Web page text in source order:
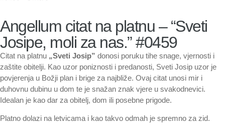
Angellum citat na platnu – “Sveti
Josipe, moli za nas.” #0459
Citat na platnu „Sveti Josip” donosi poruku tihe snage, vjernosti i
zaštite obitelji. Kao uzor poniznosti i predanosti, Sveti Josip uzor je
povjerenja u Božji plan i brige za najbliže. Ovaj citat unosi mir i
duhovnu dubinu u dom te je snažan znak vjere u svakodnevici.
Idealan je kao dar za obitelj, dom ili posebne prigode.
Platno dolazi na letvicama i kao takvo odmah je spremno za zid.